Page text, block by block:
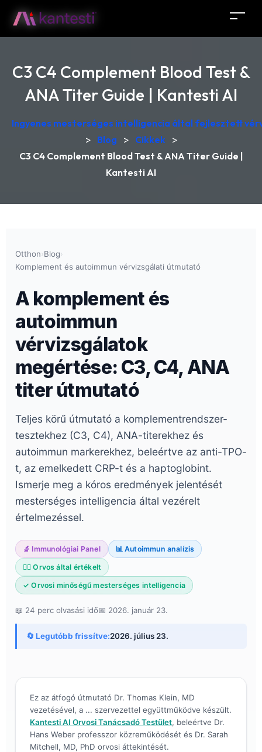
C3 C4 Complement Blood Test &
ANA Titer Guide | Kantesti AI
Ingyenes mesterséges intelligencia által fejlesztett
> Blog > Cikkek
>
C3 C4 Complement Blood Test & ANA Titer Guide |
Kantesti AI
Otthon›Blog›
Komplement és autoimmun vérvizsgálati útmutató
A komplement és
autoimmun
vérvizsgálatok
megértése: C3, C4, ANA
titer útmutató
Teljes körű útmutató a komplementrendszer-
tesztekhez (C3, C4), ANA-titerekhez és
autoimmun markerekhez, beleértve az anti-TPO-
t, az emelkedett CRP-t és a haptoglobint.
Ismerje meg a kóros eredmények jelentését
mesterséges intelligencia által vezérelt
értelmezéssel.
🔬 Immunológiai Panel 📊 Autoimmun analízis
👨‍⚕️ Orvos által értékelt
✓ Orvosi minőségű mesterséges intelligencia
📖 24 perc olvasási idő📅 2026. január 23.
🔄 Legutóbb frissítve:2026. július 23.
Ez az átfogó útmutató Dr. Thomas Klein, MD
vezetésével, a ... szervezettel együttműködve készült.
Kantesti AI Orvosi Tanácsadó Testület, beleértve Dr.
Hans Weber professzor közreműködését és Dr. Sarah
Mitchell, MD, PhD orvosi áttekintését.